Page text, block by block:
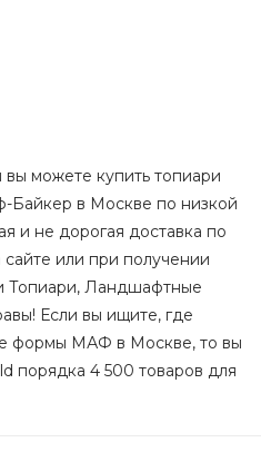
можете купить топиари
в Москве по низкой
и не дорогая доставка по
или при получении
Топиари, Ландшафтные
Если вы ищите, где
формы МАФ в Москве, то вы
порядка 4 500 товаров для